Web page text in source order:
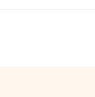
升速度而言，
由喷嘴、(2)流